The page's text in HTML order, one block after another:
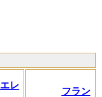
エレ
フラン